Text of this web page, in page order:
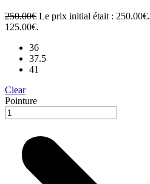
250.00€ Le prix initial était : 250.00€.
125.00€.
36
37.5
41
Clear
Pointure